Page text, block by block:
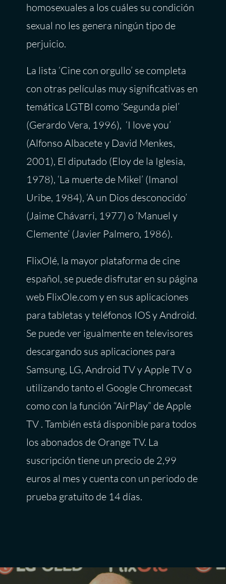
homosexuales a los cuáles su condición
sexual no les genera ningún tipo de
perjuicio.
La lista ‘Cine con orgullo’ se completa
con otras películas muy significativas en
temática LGTBI como ‘Segunda piel’
(Gerardo Vera, 1996), ‘I love you’
(Alfonso Albacete y David Menkes,
2001), El diputado (Eloy de la Iglesia,
1978), ‘La muerte de Mikel’ (Imanol
Uribe, 1984), ‘A un Dios desconocido’
(Jaime Chávarri, 1977) o ‘Manuel y
Clemente’ (Javier Palmero, 1986).
FlixOlé, la mayor plataforma de cine
español, se puede disfrutar en su página
web FlixOle.com y en sus aplicaciones
para tabletas y teléfonos IOS y Android.
Se puede ver igualmente en televisores
descargando sus aplicaciones para
Samsung, LG, Android TV y Apple TV o
utilizando tanto el Google Chromecast
como con la función “AirPlay” de Apple
TV . También está disponible para todos
los abonados de Orange TV. La
suscripción tiene un precio de 2,99
euros al mes y cuenta con un periodo de
prueba gratuito de 14 días.